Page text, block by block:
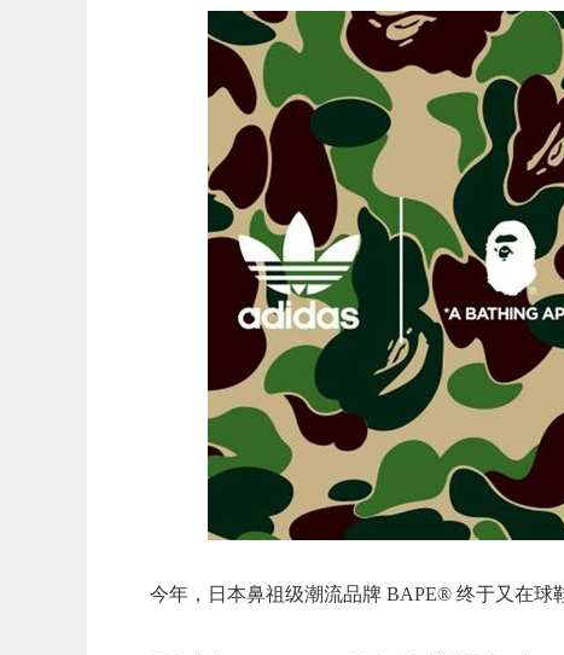
今年，日本鼻祖级潮流品牌 BAPE® 终于又在球